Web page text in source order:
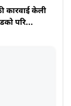
कारवाई केली
परि...